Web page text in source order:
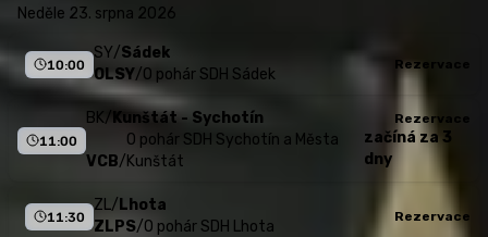
neděle 23. srpna 2026
10:00
SY/Sádek
OLSY/O pohár SDH Sádek
Rezervace
11:00
BK/ Kunštát - Sychotín
VCB/
O pohár SDH Sychotín a Města
Kunštát
Rezervace
začíná za 3
dny
11:30
ZL/ Lhota
ZLPS/O pohár SDH Lhota
Rezervace